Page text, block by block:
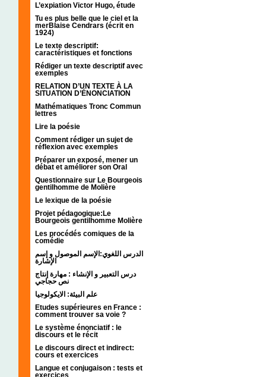
L’expiation Victor Hugo, étude
Tu es plus belle que le ciel et la
merBlaise Cendrars (écrit en
1924)
Le texte descriptif:
caractéristiques et fonctions
Rédiger un texte descriptif avec
exemples
RELATION D’UN TEXTE À LA
SITUATION D’ÉNONCIATION
Mathématiques Tronc Commun
lettres
Lire la poésie
Comment rédiger un sujet de
réflexion avec exemples
Préparer un exposé, mener un
débat et améliorer son Oral
Questionnaire sur Le Bourgeois
gentilhomme de Molière
Le lexique de la poésie
Projet pédagogique:Le
Bourgeois gentilhomme Molière
Les procédés comiques de la
comédie
الدرس اللغوي:الإسم الموصول و إسم
الإشارة
درس التعبير و الإنشاء : مهارة إنتاج
نص حجاجي
علم البيئة: الايكولوجيا
Etudes supérieures en France :
comment trouver sa voie ?
Le système énonciatif : le
discours et le récit
Le discours direct et indirect:
cours et exercices
Langue et conjugaison : tests et
exercices